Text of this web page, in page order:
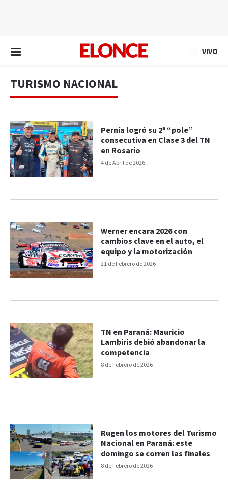
VIVO
TURISMO NACIONAL
4 de Abril de 2026
Pernía logró su 2ª “pole”
consecutiva en Clase 3 del TN
en Rosario
21 de Febrero de 2026
Werner encara 2026 con
cambios clave en el auto, el
equipo y la motorización
8 de Febrero de 2026
TN en Paraná: Mauricio
Lambiris debió abandonar la
competencia
8 de Febrero de 2026
Rugen los motores del Turismo
Nacional en Paraná: este
domingo se corren las finales